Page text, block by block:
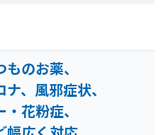
のお薬、
、風邪症状、
花粉症、